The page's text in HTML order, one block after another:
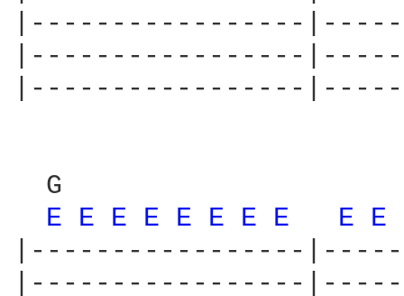
|-----------------
|-----------------
|-----------------
G
E E E E E E E E E E
|-----------------
|-----------------